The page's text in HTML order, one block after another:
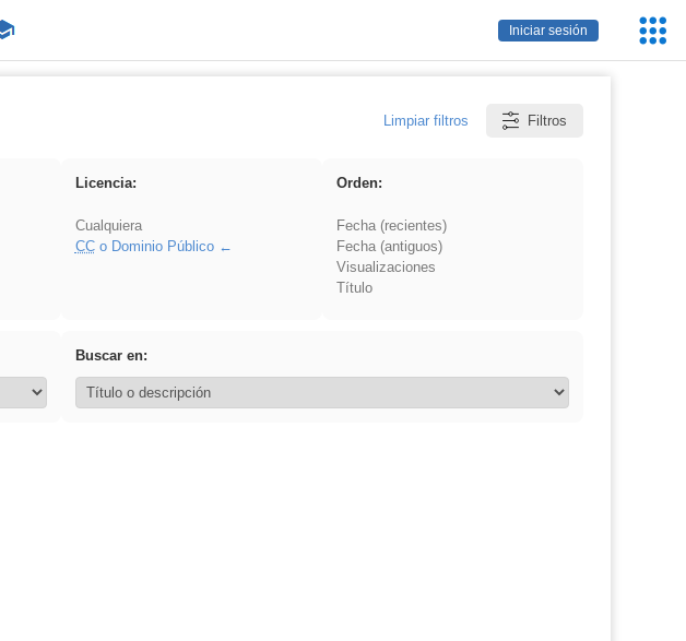
Iniciar sesión
Limpiar filtros Filtros
Licencia:
Cualquiera
CCo Dominio Público
Orden:
Fecha (recientes)
Fecha (antiguos)
Visualizaciones
Título
Buscar en: